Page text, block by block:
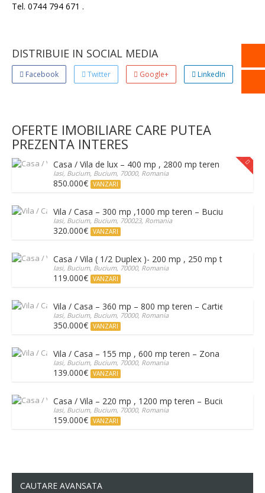
Tel. 0744 794 671 .
DISTRIBUIE IN SOCIAL MEDIA
Facebook Twitter Google+ LinkedIn
OFERTE IMOBILIARE CARE PUTEA
PREZENTA INTERES
Casa / Vila de lux – 400 mp , 2800 mp teren –
Iasi, Bucium, Bucium, 70000, Romania
850.000€ VANZARI
Vila / Casa – 300 mp ,1000 mp teren – Bucium
Iasi, Bucium, Bucium, 700023, Romania
320.000€ VANZARI
Casa / Vila ( 1/2 Duplex )- 200 mp , 250 mp teren –
Iasi, Bucium, Bucium, 70000, Romania
119.000€ VANZARI
Vila / Casa – 360 mp – 800 mp teren – Cartier
Iasi, Bucium, Bucium, 70000, Romania
350.000€ VANZARI
Vila / Casa – 155 mp , 600 mp teren – Zona
Iasi, Bucium, Bucium, 70000, Romania
139.000€ VANZARI
Casa / Vila – 220 mp , 1200 mp teren – Bucium
Iasi, Bucium, Bucium, 70000, Romania
159.000€ VANZARI
CAUTARE AVANSATA